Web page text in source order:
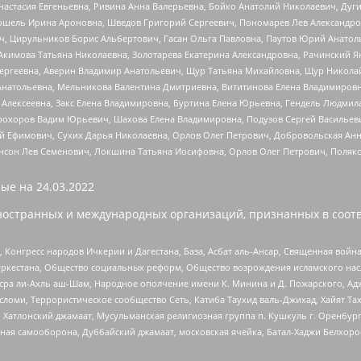
Евгеньевна, Ривина Анна Валерьевна, Бойко Анатолий Николаевич,
Ирина Ароновна, Шведов Григорий Сергеевич, Пономарев Лев
Цирульников Борис Альбертович, Гасан Ольга Павловна, Паутов Юрий
Татьяна Николаевна, Золотарева Екатерина Александровна,
Аверин Владимир Анатольевич, Щур Татьяна Михайловна, Щур
Мельникова Валентина Дмитриевна, Вититинова Елена
Закс Елена Владимировна, Буртина Елена Юрьевна, Гендель
Вадим Юрьевич, Шахова Елена Владимировна, Подузов Сергей
Сухих Дарья Николаевна, Орлов Олег Петрович, Добровольская
Лев Семенович, Локшина Татьяна Иосифовна, Орлов Олег Петрович,
на 24.03.2022
и международных организаций, признанных в
народов Ичкерии и Дагестана, База, Асбат аль-Ансар, Священная
Общество социальных реформ, Общество возрождения исламского
ли-Ахль аш-Шам, Народное ополчение имени К. Минина и Д. Пожарского,
Террористическое сообщество Сеть, Катиба Таухид валь-Джихад,
джамаат, Мусульманская религиозная группа п. Кушкуль г.
самооборона, Дуббайский джамаат, московская ячейка, Батал-Хаджи